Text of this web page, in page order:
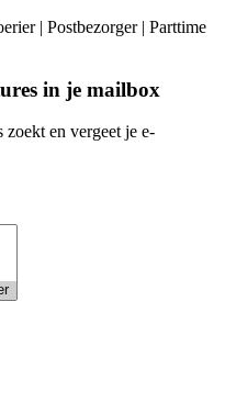
| Postbezorger | Parttime
in je mailbox
en vergeet je e-